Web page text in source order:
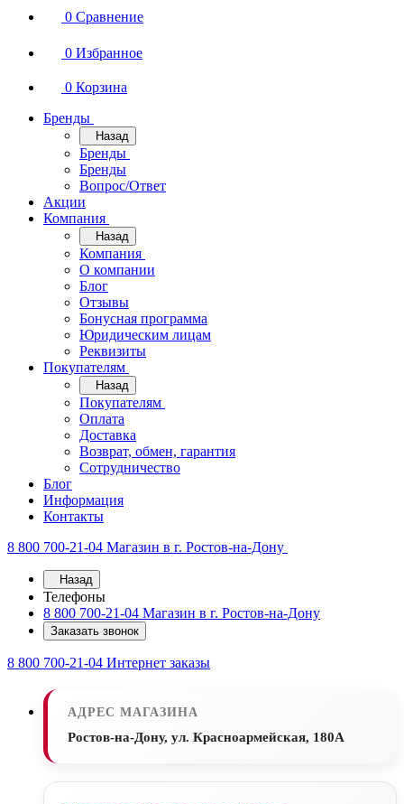
0 Сравнение
0 Избранное
0 Корзина
Бренды
Назад
Бренды
Бренды
Вопрос/Ответ
Акции
Компания
Назад
Компания
О компании
Блог
Отзывы
Бонусная программа
Юридическим лицам
Реквизиты
Покупателям
Назад
Покупателям
Оплата
Доставка
Возврат, обмен, гарантия
Сотрудничество
Блог
Информация
Контакты
8 800 700-21-04 Магазин в г. Ростов-на-Дону
Назад
Телефоны
8 800 700-21-04 Магазин в г. Ростов-на-Дону
Заказать звонок
8 800 700-21-04 Интернет заказы
АДРЕС МАГАЗИНА
Ростов-на-Дону, ул. Красноармейская, 180А